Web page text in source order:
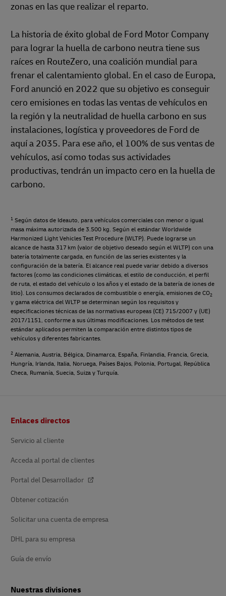
zonas en las que realizar el reparto.
La historia de éxito global de Ford Motor Company
para lograr la huella de carbono neutra tiene sus
raíces en RouteZero, una coalición mundial para
frenar el calentamiento global. En el caso de Europa,
Ford anunció en 2022 que su objetivo es conseguir
cero emisiones en todas las ventas de vehículos en
la región y la neutralidad de huella carbono en sus
instalaciones, logística y proveedores de Ford de
aquí a 2035. Para ese año, el 100% de sus ventas de
vehículos, así como todas sus actividades
productivas, tendrán un impacto cero en la huella de
carbono.
1 Según datos de Ideauto, para vehículos comerciales con menor o igual
masa máxima autorizada de 3.500 kg. Según el estándar Worldwide
Harmonized Light Vehicles Test Procedure (WLTP). Puede lograrse un
alcance de hasta 317 km (valor de objetivo deseado según el WLTP) con una
batería totalmente cargada, en función de las series existentes y la
configuración de la batería. El alcance real puede variar debido a diversos
factores (como las condiciones climáticas, el estilo de conducción, el perfil
de ruta, el estado del vehículo o los años y el estado de la batería de iones de
litio). Los consumos declarados de combustible o energía, emisiones de CO2
y gama eléctrica del WLTP se determinan según los requisitos y
especificaciones técnicas de las normativas europeas (CE) 715/2007 y (UE)
2017/1151, conforme a sus últimas modificaciones. Los métodos de test
estándar aplicados permiten la comparación entre distintos tipos de
vehículos y diferentes fabricantes.
2 Alemania, Austria, Bélgica, Dinamarca, España, Finlandia, Francia, Grecia,
Hungría, Irlanda, Italia, Noruega, Países Bajos, Polonia, Portugal, República
Checa, Rumanía, Suecia, Suiza y Turquía.
de
Enlaces directos
Servicio al cliente
Acceda al portal de clientes
Portal del Desarrollador
Obtener cotización
Solicitar una cuenta de empresa
DHL para su empresa
Guía de envío
Nuestras divisiones